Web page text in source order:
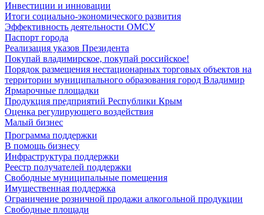
Инвестиции и инновации
Итоги социально-экономического развития
Эффективность деятельности ОМСУ
Паспорт города
Реализация указов Президента
Покупай владимирское, покупай российское!
Порядок размещения нестационарных торговых объектов на
территории муниципального образования город Владимир
Ярмарочные площадки
Продукция предприятий Республики Крым
Оценка регулирующего воздействия
Малый бизнес
Программа поддержки
В помощь бизнесу
Инфраструктура поддержки
Реестр получателей поддержки
Свободные муниципальные помещения
Имущественная поддержка
Ограничение розничной продажи алкогольной продукции
Свободные площади